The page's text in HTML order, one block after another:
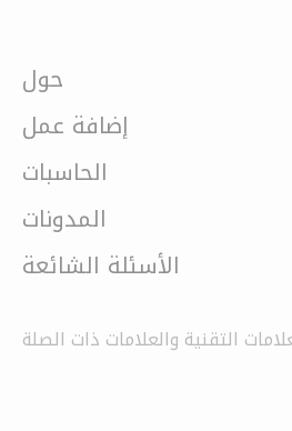
حول
إضافة عمل
الحاسبات
المدونات
الأسئلة الشائعة
التقنية والعلامات ذات الصلة